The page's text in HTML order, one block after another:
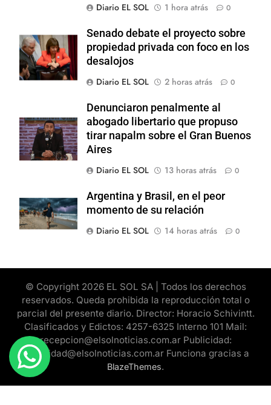
Diario EL SOL
1 hora atrás 0
Senado debate el proyecto sobre
propiedad privada con foco en los
desalojos
Diario EL SOL
2 horas atrás 0
Denunciaron penalmente al
abogado libertario que propuso
tirar napalm sobre el Gran Buenos
Aires
Diario EL SOL
13 horas atrás 0
Argentina y Brasil, en el peor
momento de su relación
Diario EL SOL
14 horas atrás 0
© Copyright 2026 EL SOL SA | Todos los derechos
reservados. Queda prohibida la reproducción total o
parcial del presente diario. Director: Horacio Schivintt.
Clasificados y Edictos: 4257-6325 Interno 101 Mail:
recepcion@elsolnoticias.com.ar Publicidad:
publicidad@elsolnoticias.com.ar Funciona gracias a
BlazeThemes.